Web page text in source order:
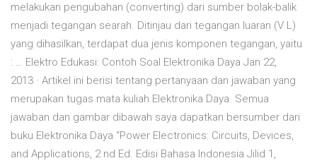
melakukan pengubahan (converting) dari sumber bolak-balik
menjadi tegangan searah. Ditinjau dari tegangan luaran (V L)
yang dihasilkan, terdapat dua jenis komponen tegangan, yaitu
: … Elektro Edukasi: Contoh Soal Elektronika Daya Jan 22,
2013 · Artikel ini berisi tentang pertanyaan dan jawaban yang
merupakan tugas mata kuliah Elektronika Daya. Semua
jawaban dan gambar dibawah saya dapatkan bersumber dari
buku Elektronika Daya “Power Electronics: Circuits, Devices,
and Applications, 2 nd Ed. Edisi Bahasa Indonesia Jilid 1,